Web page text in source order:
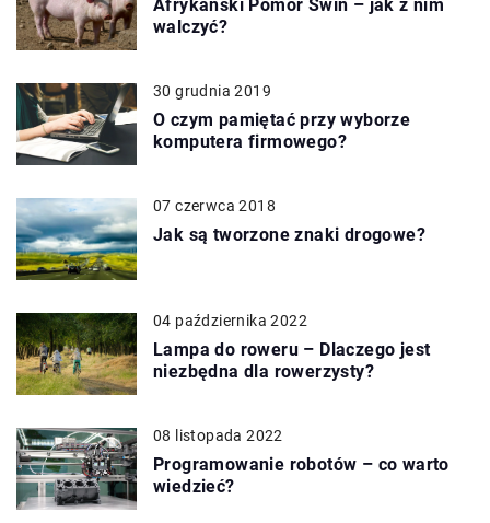
Afrykański Pomór Świń – jak z nim
walczyć?
30 grudnia 2019
O czym pamiętać przy wyborze
komputera firmowego?
07 czerwca 2018
Jak są tworzone znaki drogowe?
04 października 2022
Lampa do roweru – Dlaczego jest
niezbędna dla rowerzysty?
08 listopada 2022
Programowanie robotów – co warto
wiedzieć?